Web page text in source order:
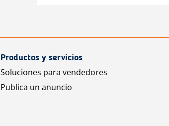
Productos y servicios
Soluciones para vendedores
Publica un anuncio